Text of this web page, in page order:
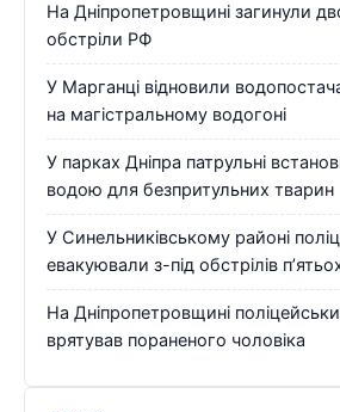
На Дніпропетровщині загинули
обстріли РФ
У Марганці відновили
на магістральному водогоні
У парках Дніпра патрульні
водою для безпритульних тварин
У Синельниківському районі
евакуювали з-під обстрілів
На Дніпропетровщині
врятував пораненого чоловіка